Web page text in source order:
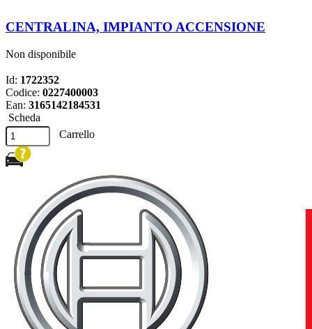
CENTRALINA, IMPIANTO ACCENSIONE
Non disponibile
Id: 1722352
Codice: 0227400003
Ean: 3165142184531
Scheda
Carrello